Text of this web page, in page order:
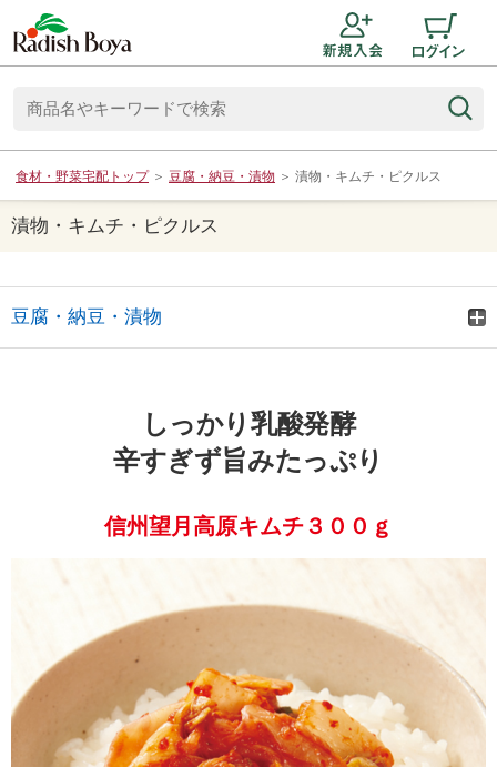
食材・野菜宅配トップ＞豆腐・納豆・漬物 ＞漬物・キムチ・ピクルス
漬物・キムチ・ピクルス
豆腐・納豆・漬物
しっかり乳酸発酵
辛すぎず旨みたっぷり
信州望月高原キムチ３００ｇ